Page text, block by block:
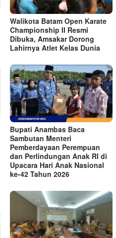
Walikota Batam Open Karate
Championship II Resmi
Dibuka, Amsakar Dorong
Lahirnya Atlet Kelas Dunia
Bupati Anambas Baca
Sambutan Menteri
Pemberdayaan Perempuan
dan Perlindungan Anak RI di
Upacara Hari Anak Nasional
ke-42 Tahun 2026